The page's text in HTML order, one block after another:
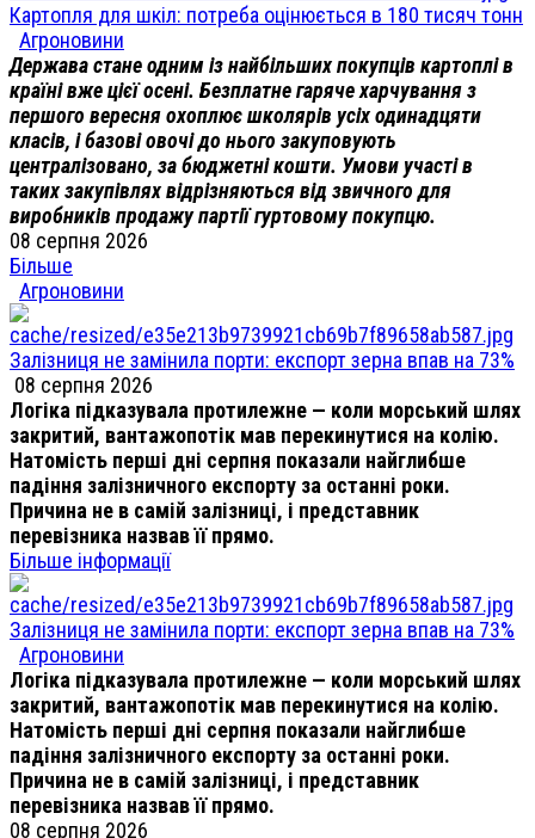
Картопля для шкіл: потреба оцінюється в 180 тисяч тонн
Агроновини
Держава стане одним із найбільших покупців картоплі в
країні вже цієї осені. Безплатне гаряче харчування з
першого вересня охоплює школярів усіх одинадцяти
класів, і базові овочі до нього закуповують
централізовано, за бюджетні кошти. Умови участі в
таких закупівлях відрізняються від звичного для
виробників продажу партії гуртовому покупцю.
08 серпня 2026
Більше
Агроновини
Залізниця не замінила порти: експорт зерна впав на 73%
08 серпня 2026
Логіка підказувала протилежне — коли морський шлях
закритий, вантажопотік мав перекинутися на колію.
Натомість перші дні серпня показали найглибше
падіння залізничного експорту за останні роки.
Причина не в самій залізниці, і представник
перевізника назвав її прямо.
Більше інформації
Залізниця не замінила порти: експорт зерна впав на 73%
Агроновини
Логіка підказувала протилежне — коли морський шлях
закритий, вантажопотік мав перекинутися на колію.
Натомість перші дні серпня показали найглибше
падіння залізничного експорту за останні роки.
Причина не в самій залізниці, і представник
перевізника назвав її прямо.
08 серпня 2026